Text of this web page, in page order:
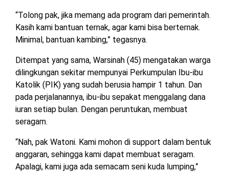
“Tolong pak, jika memang ada program dari pemerintah.
Kasih kami bantuan ternak, agar kami bisa berternak.
Minimal, bantuan kambing,” tegasnya.
Ditempat yang sama, Warsinah (45) mengatakan warga
dilingkungan sekitar mempunyai Perkumpulan Ibu-ibu
Katolik (PIK) yang sudah berusia hampir 1 tahun. Dan
pada perjalanannya, ibu-ibu sepakat menggalang dana
iuran setiap bulan. Dengan peruntukan, membuat
seragam.
“Nah, pak Watoni. Kami mohon di support dalam bentuk
anggaran, sehingga kami dapat membuat seragam.
Apalagi, kami juga ada semacam seni kuda lumping,”